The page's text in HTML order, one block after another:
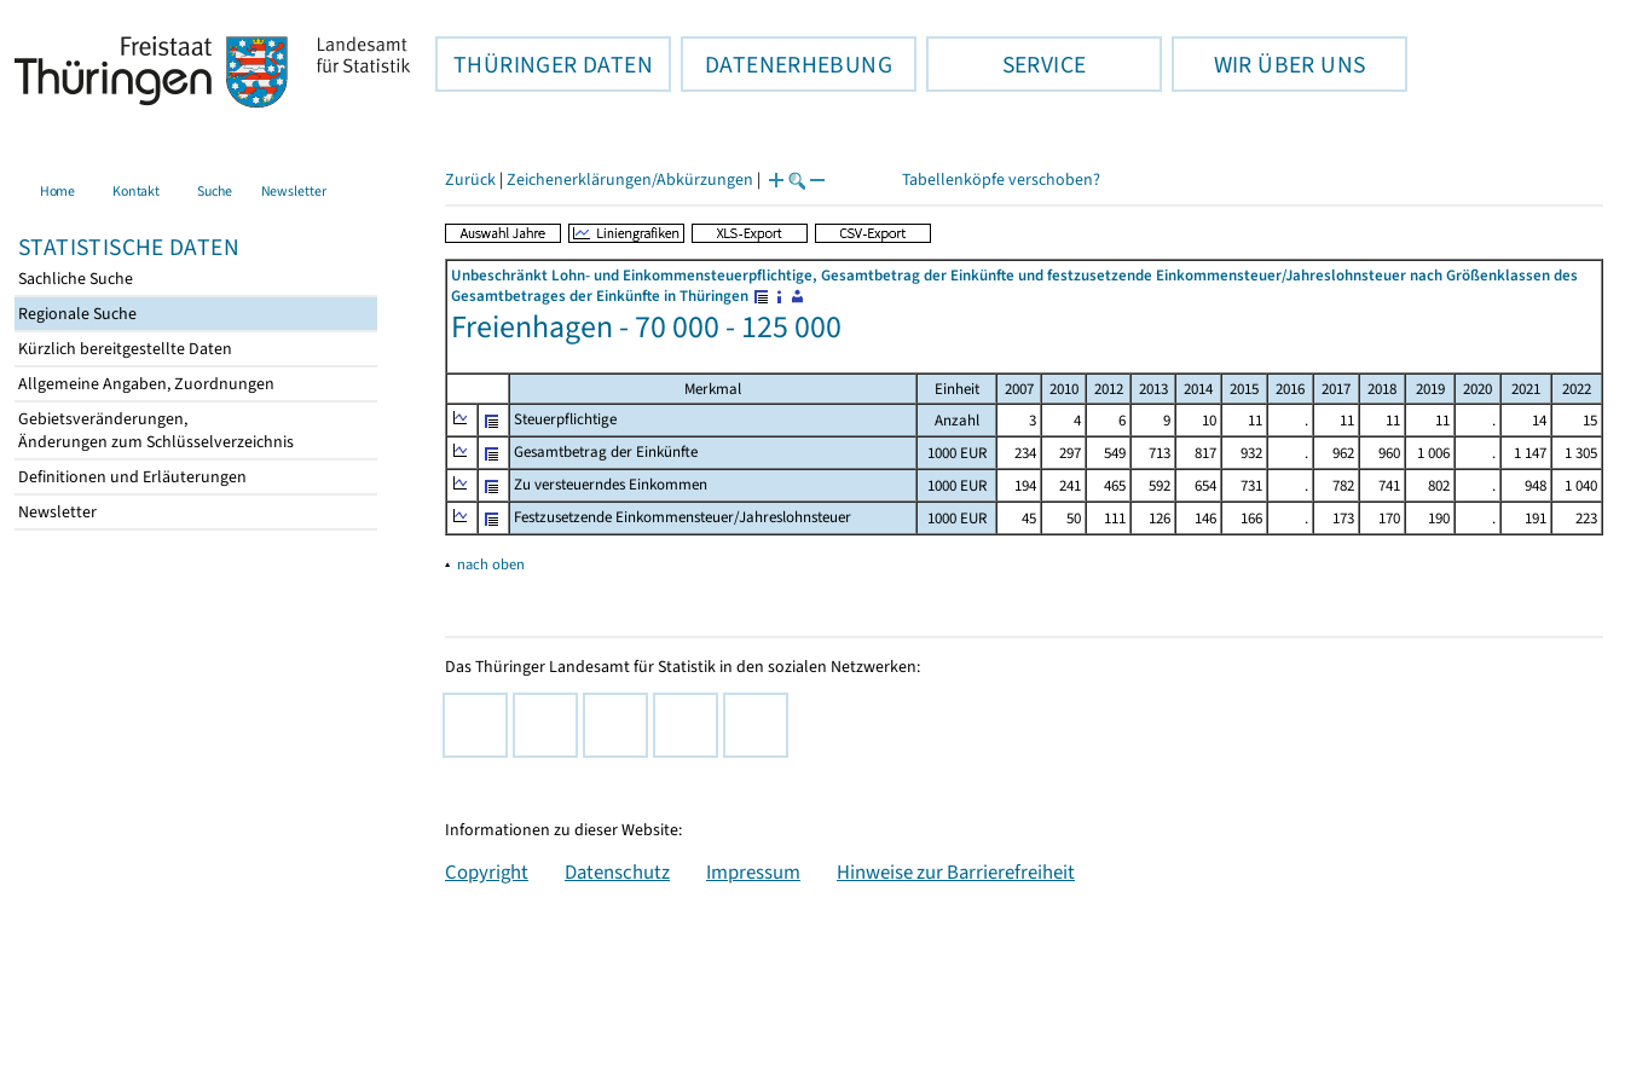
THÜRINGER DATEN DATENERHEBUNG SERVICE WIR ÜBER UNS
Home Kontakt Suche Newsletter
STATISTISCHE DATEN
Sachliche Suche
Regionale Suche
Kürzlich bereitgestellte Daten
Allgemeine Angaben, Zuordnungen
Gebietsveränderungen,
Änderungen zum Schlüsselverzeichnis
Definitionen und Erläuterungen
Newsletter
Zurück | Zeichenerklärungen/Abkürzungen | Tabellenköpfe verschoben?
Unbeschränkt Lohn- und Einkommensteuerpflichtige, Gesamtbetrag der Einkünfte und festzusetzende Einkommensteuer/Jahreslohnsteuer nach Größenklassen des
Gesamtbetrages der Einkünfte in Thüringen
Freienhagen - 70 000 - 125 000
Merkmal Einheit 2007 2010 2012 2013 2014 2015 2016 2017 2018 2019 2020 2021
2022
Steuerpflichtige
Anzahl 3 4 6 9 10 11 . 11 11 11 . 14
15
Gesamtbetrag der Einkünfte
1000 EUR 234 297 549 713 817 932 . 962 960 1 006 . 1 147
1 305
Zu versteuerndes Einkommen
1000 EUR 194 241 465 592 654 731 . 782 741 802 . 948
1 040
Festzusetzende Einkommensteuer/Jahreslohnsteuer
1000 EUR 45 50 111 126 146 166 . 173 170 190 . 191 223
▴ nach oben
Das Thüringer Landesamt für Statistik in den sozialen Netzwerken:
Informationen zu dieser Website:
Copyright Datenschutz Impressum Hinweise zur Barrierefreiheit